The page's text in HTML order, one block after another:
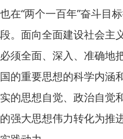
也在“两个一百年”奋斗目
段。面向全面建设社会主
必须全面、深入、准确地
国的重要思想的科学内涵
实的思想自觉、政治自觉
的强大思想伟力转化为推